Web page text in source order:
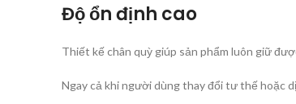
Độ ổn định cao
Thiết kế chân quỳ giúp sản phẩm luôn giữ
Ngay cả khi người dùng thay đổi tư thế hoặc